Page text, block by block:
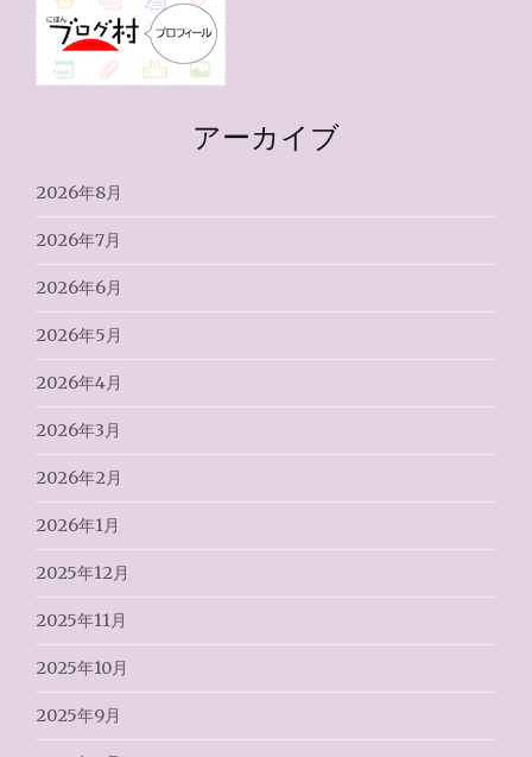
アーカイブ
2026年8月
2026年7月
2026年6月
2026年5月
2026年4月
2026年3月
2026年2月
2026年1月
2025年12月
2025年11月
2025年10月
2025年9月